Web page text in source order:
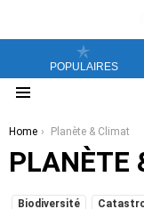
POPULAIRES
You are here:
Home Planète & Climat
PLANÈTE
SUBTERMS
Biodiversité